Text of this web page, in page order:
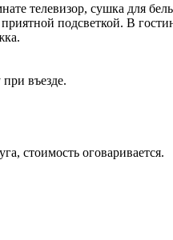
телевизор, сушка для
подсветкой. В
въезде.
стоимость оговаривается.